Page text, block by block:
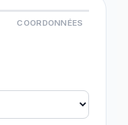
COORDONNÉES